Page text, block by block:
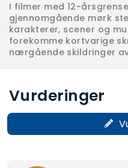
I filmer med 12-
gjennomgående mørk
karakterer, scener og
forekomme kortvarige
nærgående skildringer
Vurderinger